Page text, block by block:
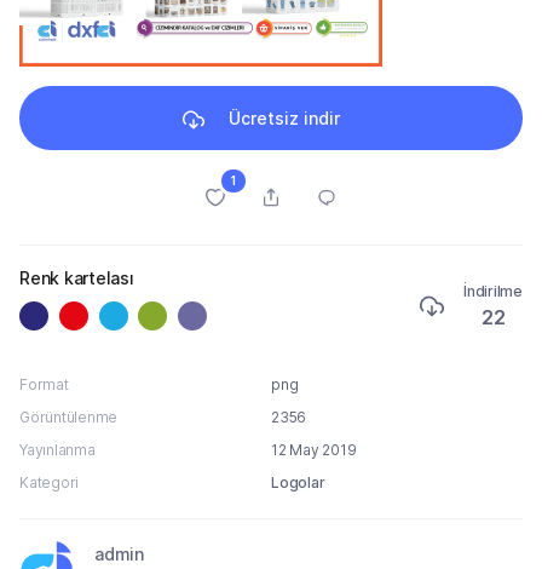
Ücretsiz indir
1
Renk kartelası
İndirilme
22
Format
png
Görüntülenme
2356
Yayınlanma
12 May 2019
Kategori
Logolar
admin